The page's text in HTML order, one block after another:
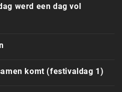
werd een dag vol
komt (festivaldag 1)